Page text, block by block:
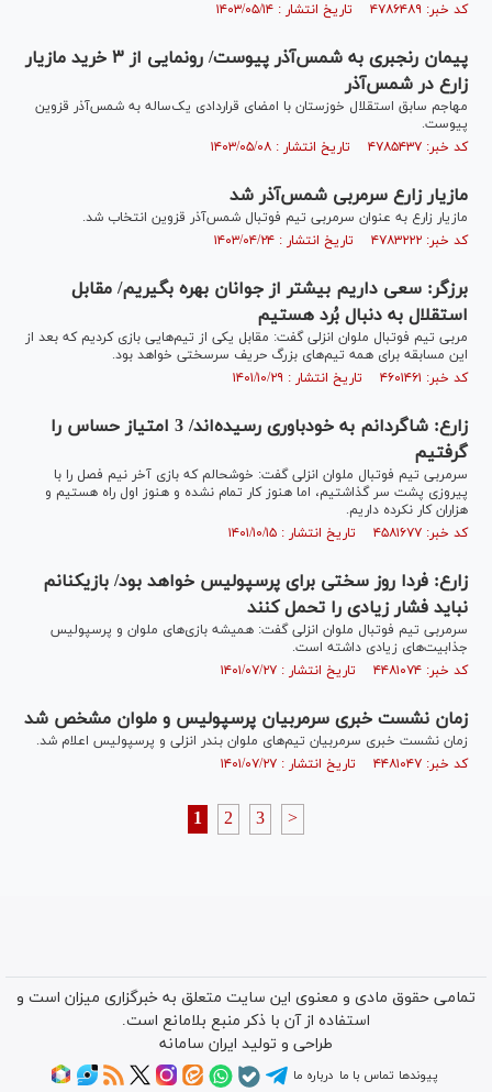
کد خبر: ۴۷۸۶۴۸۹ تاریخ انتشار : ۱۴۰۳/۰۵/۱۴
پیمان رنجبری‌ به شمس‌آذر پیوست/ رونمایی از ۳ خرید مازیار
زارع در شمس‌آذر
مهاجم سابق استقلال خوزستان با امضای قراردادی یک‌ساله به شمس‌آذر قزوین
پیوست.
کد خبر: ۴۷۸۵۴۳۷ تاریخ انتشار : ۱۴۰۳/۰۵/۰۸
مازیار زارع سرمربی شمس‌آذر شد
مازیار زارع به عنوان سرمربی تیم فوتبال شمس‌آذر قزوین انتخاب شد.
کد خبر: ۴۷۸۳۲۲۲ تاریخ انتشار : ۱۴۰۳/۰۴/۲۴
برزگر: سعی داریم بیشتر از جوانان بهره بگیریم/ مقابل
استقلال به دنبال بُرد هستیم
مربی تیم فوتبال ملوان انزلی گفت: مقابل یکی از تیم‌هایی بازی کردیم که بعد از
این مسابقه برای همه تیم‌های بزرگ حریف سرسختی خواهد بود.
کد خبر: ۴۶۰۱۴۶۱ تاریخ انتشار : ۱۴۰۱/۱۰/۲۹
زارع: شاگردانم به خودباوری رسیده‌اند/ 3 امتیاز حساس را
گرفتیم
سرمربی تیم فوتبال ملوان انزلی گفت: خوشحالم که بازی آخر نیم فصل را با
پیروزی پشت سر گذاشتیم، اما هنوز کار تمام نشده و هنوز اول راه هستیم و
هزاران کار نکرده داریم.
کد خبر: ۴۵۸۱۶۷۷ تاریخ انتشار : ۱۴۰۱/۱۰/۱۵
زارع: فردا روز سختی برای پرسپولیس خواهد بود/ بازیکنانم
نباید فشار زیادی را تحمل کنند
سرمربی تیم فوتبال ملوان انزلی گفت: همیشه بازی‌های ملوان و پرسپولیس
جذابیت‌های زیادی داشته است.
کد خبر: ۴۴۸۱۰۷۴ تاریخ انتشار : ۱۴۰۱/۰۷/۲۷
زمان نشست خبری سرمربیان پرسپولیس و ملوان مشخص شد
زمان نشست خبری سرمربیان تیم‌های ملوان بندر انزلی و پرسپولیس اعلام شد.
کد خبر: ۴۴۸۱۰۴۷ تاریخ انتشار : ۱۴۰۱/۰۷/۲۷
1 2 3 >
تمامی حقوق مادی و معنوی این سایت متعلق به خبرگزاری میزان است و
استفاده از آن با ذکر منبع بلامانع است.
طراحی و تولید ایران سامانه
پیوندها تماس با ما درباره ما